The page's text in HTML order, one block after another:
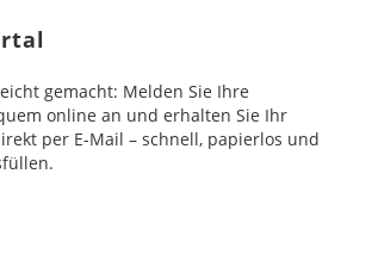
gemacht: Melden Sie Ihre
online an und erhalten Sie Ihr
per E-Mail – schnell, papierlos und